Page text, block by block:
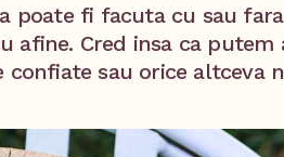
poate fi facuta cu sau
afine. Cred insa ca putem
sau orice altceva